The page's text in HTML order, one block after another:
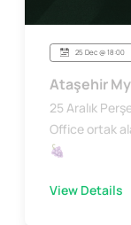
25 Dec @ 18:00
Ataşehir
25 Aralık
Office ortak
🍇
View Details